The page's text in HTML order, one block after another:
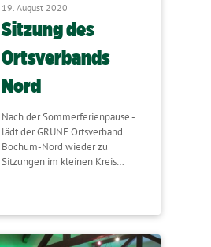
19. August 2020
Sitzung des
Ortsverbands
Nord
Nach der Sommerferienpause -
lädt der GRÜNE Ortsverband
Bochum-Nord wieder zu
Sitzungen im kleinen Kreis…